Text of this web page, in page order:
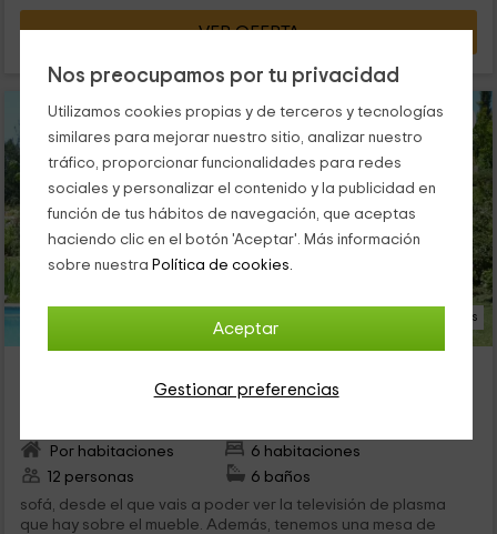
Nos preocupamos por tu privacidad
Utilizamos cookies propias y de terceros y tecnologías
similares para mejorar nuestro sitio, analizar nuestro
tráfico, proporcionar funcionalidades para redes
sociales y personalizar el contenido y la publicidad en
función de tus hábitos de navegación, que aceptas
haciendo clic en el botón 'Aceptar'. Más información
sobre nuestra Política de cookies.
Aceptar
Gestionar preferencias
VER OFERTA
36 Fotos
Mendexa, Vizcaya
Por habitaciones
6 habitaciones
12 personas
6 baños
sofá, desde el que vais a poder ver la televisión de plasma
que hay sobre el mueble. Además, tenemos una mesa de